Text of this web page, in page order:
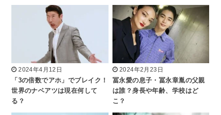
2024年4月12日
「3の倍数でアホ」でブレイク！
世界のナベアツは現在何して
る？
2024年2月23日
冨永愛の息子・冨永章胤の父親
は誰？身長や年齢、学校はど
こ？